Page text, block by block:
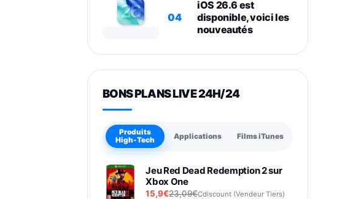
04
iOS 26.6 est
disponible, voici les
nouveautés
BONS PLANS LIVE 24H/24
Produits
High-Tech
Applications Films iTunes
Jeu Red Dead Redemption 2 sur
Xbox One
15,9€23,09€Cdiscount (Vendeur Tiers)